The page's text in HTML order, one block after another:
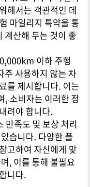
해서는 객관적인 데
마일리지 특약을 통
계산해 두는 것이 좋
이하 주행
주 사용하지 않는 차
를 제시합니다. 이는
, 소비자는 이러한 정
려야 합니다.
만족도 및 보상 처리
습니다. 다양한 플
고하여 자신에게 맞
, 이를 통해 불필요
니다.